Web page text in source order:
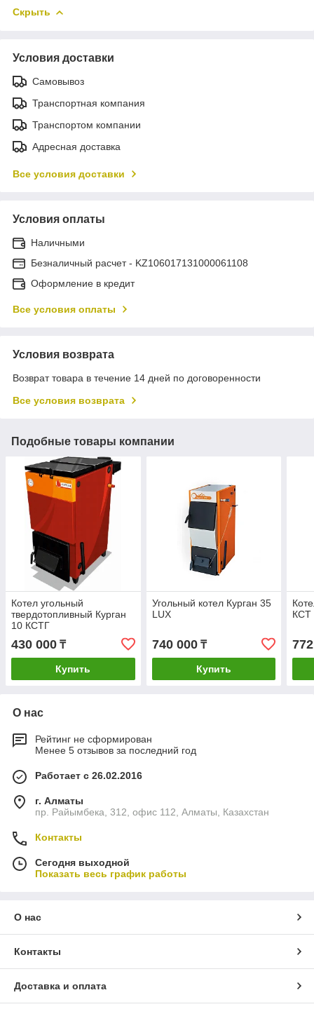
Скрыть
Условия доставки
Самовывоз
Транспортная компания
Транспортом компании
Адресная доставка
Все условия доставки
Условия оплаты
Наличными
Безналичный расчет - KZ106017131000061108
Оформление в кредит
Все условия оплаты
Условия возврата
Возврат товара в течение 14 дней по договоренности
Все условия возврата
Подобные товары компании
Котел угольный
твердотопливный Курган
10 КСТГ
430 000 ₸
Купить
Угольный котел Курган 35
LUX
740 000₸
Купить
КСТ
О нас
Рейтинг не сформирован
Менее 5 отзывов за последний год
Работает с 26.02.2016
г. Алматы
пр. Райымбека, 312, офис 112, Алматы, Казахстан
Контакты
Сегодня выходной
Показать весь график работы
О нас
Контакты
Доставка и оплата